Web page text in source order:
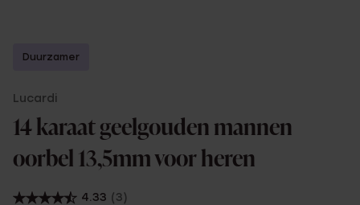
Duurzamer
Lucardi
14 karaat geelgouden mannen
oorbel 13,5mm voor heren
4.33 (3)